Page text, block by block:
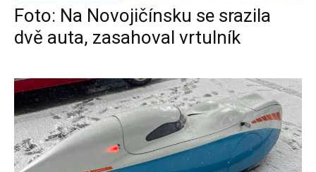
Foto: Na Novojičínsku se srazila
dvě auta, zasahoval vrtulník